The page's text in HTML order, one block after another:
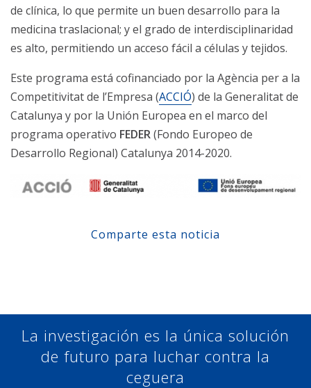
de clínica, lo que permite un buen desarrollo para la
medicina traslacional; y el grado de interdisciplinaridad
es alto, permitiendo un acceso fácil a células y tejidos.
Este programa está cofinanciado por la Agència per a la
Competitivitat de l’Empresa (ACCIÓ) de la Generalitat de
Catalunya y por la Unión Europea en el marco del
programa operativo FEDER(Fondo Europeo de
Desarrollo Regional) Catalunya 2014-2020.
Comparte esta noticia
La investigación es la única solución
de futuro para luchar contra la
ceguera